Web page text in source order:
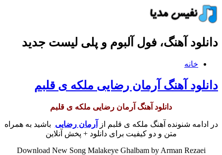
دانلود آهنگ، فول آلبوم و پلی لیست جدید
خانه
دانلود آهنگ آرمان رضایی ملکه ی قلبم
دانلود آهنگ آرمان رضایی ملکه ی قلبم
در ادامه شنونده آهنگ ملکه ی قلبم از آرمان رضایی باشید به همراه
متن و دو کیفیت برای دانلود + پخش آنلاین
Download New Song Malakeye Ghalbam by Arman Rezaei